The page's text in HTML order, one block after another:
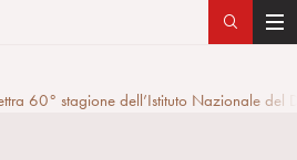
T
g
60° stagione dell’Istituto Nazionale del